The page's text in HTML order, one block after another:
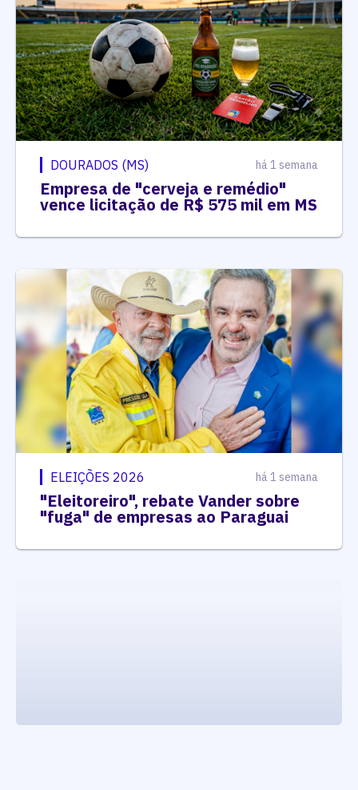
DOURADOS (MS) há 1 semana
Empresa de "cerveja e remédio"
vence licitação de R$ 575 mil em MS
ELEIÇÕES 2026 há 1 semana
"Eleitoreiro", rebate Vander sobre
"fuga" de empresas ao Paraguai